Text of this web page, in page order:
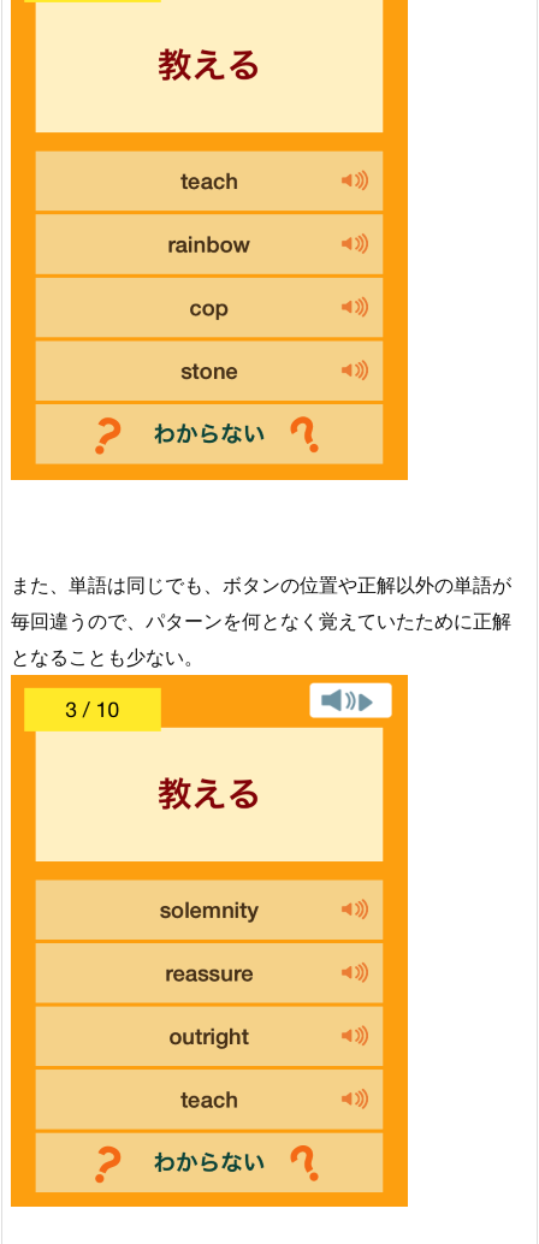
また、単語は同じでも、ボタンの位置や正解以外の単語が
毎回違うので、パターンを何となく覚えていたために正解
となることも少ない。